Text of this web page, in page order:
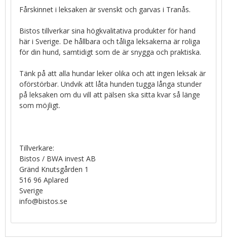
Fårskinnet i leksaken är svenskt och garvas i Tranås.
Bistos tillverkar sina högkvalitativa produkter för hand
här i Sverige. De hållbara och tåliga leksakerna är roliga
för din hund, samtidigt som de är snygga och praktiska.
Tänk på att alla hundar leker olika och att ingen leksak är
oförstörbar. Undvik att låta hunden tugga långa stunder
på leksaken om du vill att pälsen ska sitta kvar så länge
som möjligt.
Tillverkare:
Bistos / BWA invest AB
Gränd Knutsgården 1
516 96 Aplared
Sverige
info@bistos.se